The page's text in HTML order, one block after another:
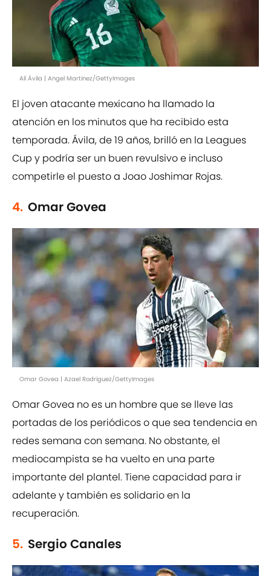
Alí Ávila | Angel Martinez/GettyImages
El joven atacante mexicano ha llamado la
atención en los minutos que ha recibido esta
temporada. Ávila, de 19 años, brilló en la Leagues
Cup y podría ser un buen revulsivo e incluso
competirle el puesto a Joao Joshimar Rojas.
4. Omar Govea
Omar Govea | Azael Rodriguez/GettyImages
Omar Govea no es un hombre que se lleve las
portadas de los periódicos o que sea tendencia en
redes semana con semana. No obstante, el
mediocampista se ha vuelto en una parte
importante del plantel. Tiene capacidad para ir
adelante y también es solidario en la
recuperación.
5. Sergio Canales